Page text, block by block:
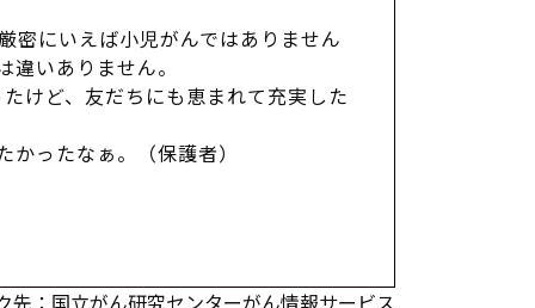
密にいえば小児がんではありません
いありません。
けど、友だちにも恵まれて充実した
ったなぁ。（保護者）
先：国立がん研究センターがん情報サービス